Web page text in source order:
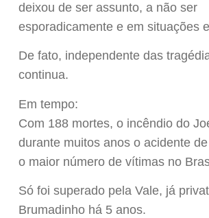
deixou de ser assunto, a não ser
esporadicamente e em situações
De fato, independente das
continua.
Em tempo:
Com 188 mortes, o incêndio do
durante muitos anos o acidente
o maior número de vítimas no
Só foi superado pela Vale, já
Brumadinho há 5 anos.